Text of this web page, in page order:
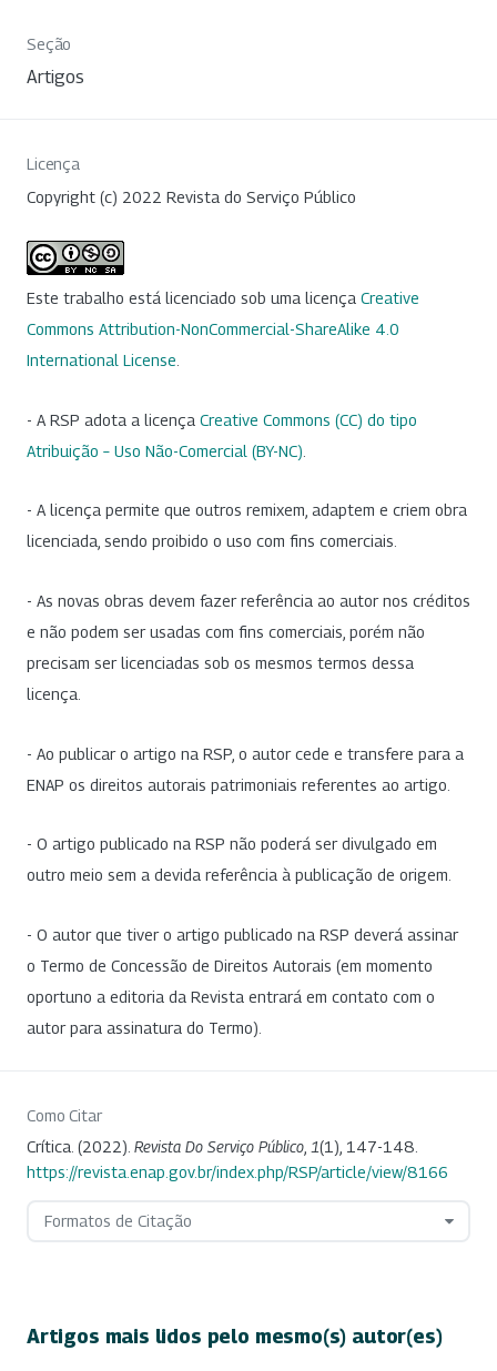
Seção
Artigos
Licença
Copyright (c) 2022 Revista do Serviço Público
Este trabalho está licenciado sob uma licença Creative
Commons Attribution-NonCommercial-ShareAlike 4.0
International License
- A RSP adota a licença Creative Commons (CC) do tipo
Atribuição – Uso Não-Comercial (BY-NC)
- A licença permite que outros remixem, adaptem e criem obra
licenciada, sendo proibido o uso com fins comerciais.
- As novas obras devem fazer referência ao autor nos créditos
e não podem ser usadas com fins comerciais, porém não
precisam ser licenciadas sob os mesmos termos dessa
licença.
- Ao publicar o artigo na RSP, o autor cede e transfere para a
ENAP os direitos autorais patrimoniais referentes ao artigo.
- O artigo publicado na RSP não poderá ser divulgado em
outro meio sem a devida referência à publicação de origem.
- O autor que tiver o artigo publicado na RSP deverá assinar
o Termo de Concessão de Direitos Autorais (em momento
oportuno a editoria da Revista entrará em contato com o
autor para assinatura do Termo).
Como Citar
Crítica. (2022). Revista Do Serviço Público 1(1), 147-148.
https://revista.enap.gov.br/index.php/RSP/article/view/8166
Formatos de Citação
Artigos mais lidos pelo mesmo(s) autor(es)